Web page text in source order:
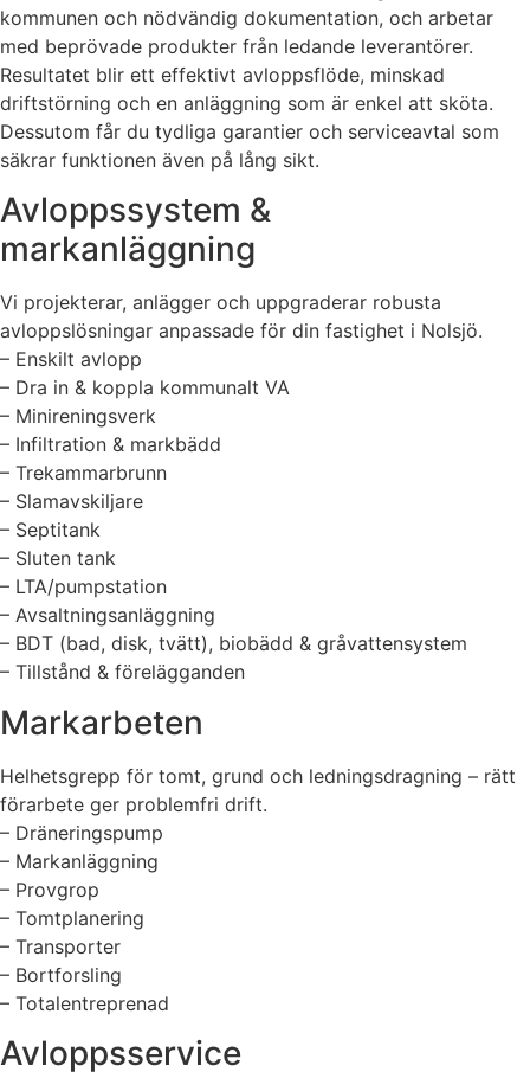
kommunen och nödvändig dokumentation, och arbetar
med beprövade produkter från ledande leverantörer.
Resultatet blir ett effektivt avloppsflöde, minskad
driftstörning och en anläggning som är enkel att sköta.
Dessutom får du tydliga garantier och serviceavtal som
säkrar funktionen även på lång sikt.
Avloppssystem &
markanläggning
Vi projekterar, anlägger och uppgraderar robusta
avloppslösningar anpassade för din fastighet i Nolsjö.
– Enskilt avlopp
– Dra in & koppla kommunalt VA
– Minireningsverk
– Infiltration & markbädd
– Trekammarbrunn
– Slamavskiljare
– Septitank
– Sluten tank
– LTA/pumpstation
– Avsaltningsanläggning
– BDT (bad, disk, tvätt), biobädd & gråvattensystem
– Tillstånd & förelägganden
Markarbeten
Helhetsgrepp för tomt, grund och ledningsdragning – rätt
förarbete ger problemfri drift.
– Dräneringspump
– Markanläggning
– Provgrop
– Tomtplanering
– Transporter
– Bortforsling
– Totalentreprenad
Avloppsservice